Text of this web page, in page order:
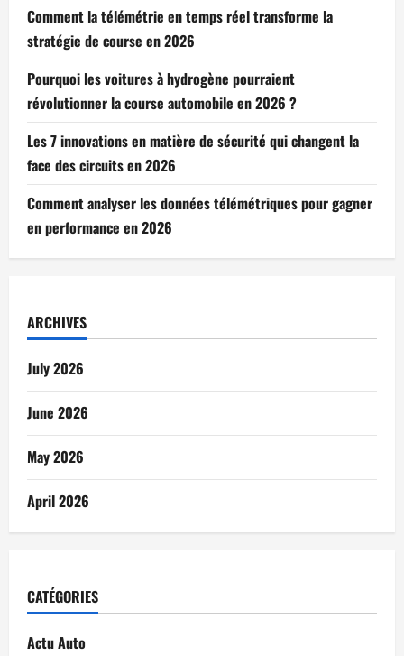
Comment la télémétrie en temps réel transforme la
stratégie de course en 2026
Pourquoi les voitures à hydrogène pourraient
révolutionner la course automobile en 2026 ?
Les 7 innovations en matière de sécurité qui changent la
face des circuits en 2026
Comment analyser les données télémétriques pour gagner
en performance en 2026
ARCHIVES
July 2026
June 2026
May 2026
April 2026
CATÉGORIES
Actu Auto